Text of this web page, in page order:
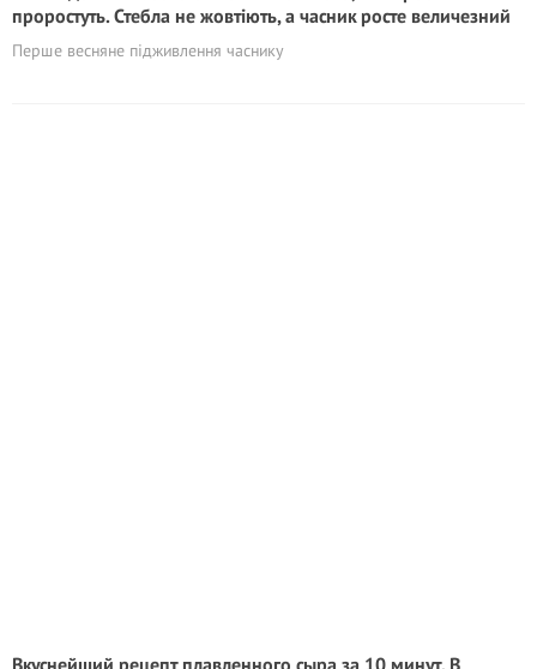
проростуть. Стебла не жовтіють, а часник росте величезний
Перше весняне підживлення часнику
Вкуснейший рецепт плавленного сыра за 10 минут. В